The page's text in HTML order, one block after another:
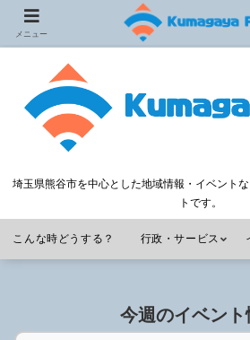
埼玉県熊谷市を中心とした地域情報・イベント
トです。
こんな時どうする？ 行政・サービス
今週のイベント
メニュー